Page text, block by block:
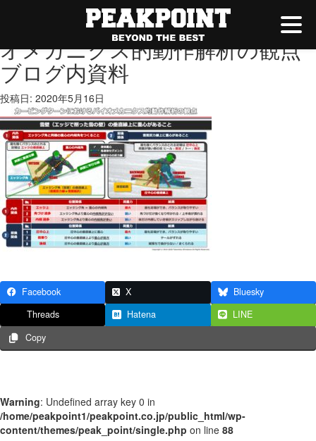
カービングターンにおけるバイ
オメカニクス的動作解析の観点
ブログ内資料
投稿日: 2020年5月16日
Facebook X
Bluesky
Threads
Hatena
LINE
Copy
Warning: Undefined array key 0 in
/home/peakpoint1/peakpoint.co.jp/public_html/wp-
content/themes/peak_point/single.php on line 88